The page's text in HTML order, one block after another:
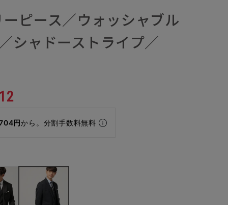
ピース／ウォッシャブル
シャドーストライプ／
円から。分割手数料無料